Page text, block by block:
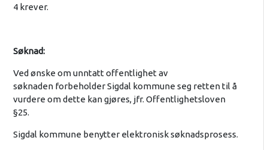
4 krever.
Søknad:
Ved ønske om unntatt offentlighet av
søknaden forbeholder Sigdal kommune seg retten til å
vurdere om dette kan gjøres, jfr. Offentlighetsloven
§25.
Sigdal kommune benytter elektronisk søknadsprosess.